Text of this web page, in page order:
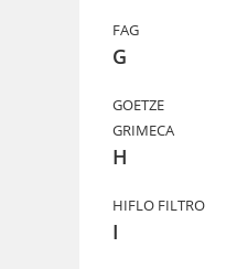
FAG
G
GOETZE
GRIMECA
H
HIFLO FILTRO
I